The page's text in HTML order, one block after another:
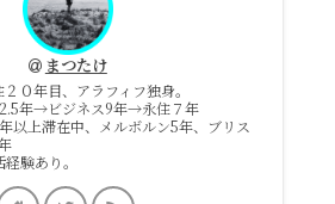
まつたけ
０年目、アラフィフ独身。
年→ビジネス9年→永住７年
以上滞在中、メルボルン5年、ブリス
験あり。